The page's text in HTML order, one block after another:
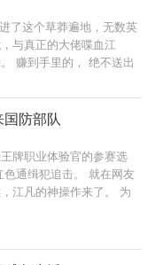
了这个草莽遍地，无数英
与真正的大佬喋血江
赚到手里的， 绝不送出
防部队
牌职业体验官的参赛选
通缉犯追击。 就在网友
江凡的神操作来了。 为
关注我把国防光缆弄
家伙，报警警察来需要